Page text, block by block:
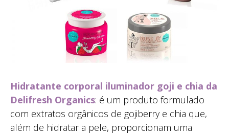
Hidratante corporal iluminador goji e chia da
Delifresh Organics: é um produto formulado
com extratos orgânicos de gojiberry e chia que,
além de hidratar a pele, proporcionam uma